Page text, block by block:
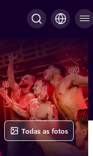
Todas as fotos